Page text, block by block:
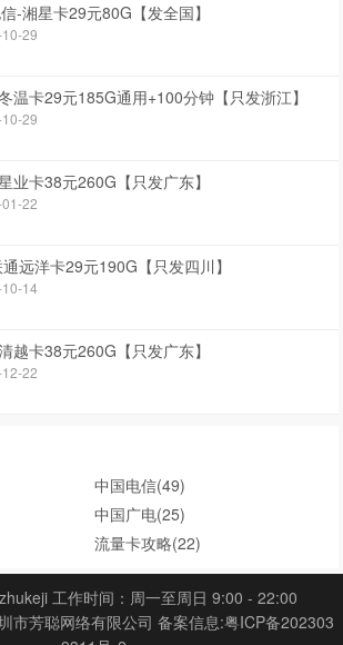
-湘星卡29元80G【发全国】
29
温卡29元185G通用+100分钟【只发浙江】
29
业卡38元260G【只发广东】
22
远洋卡29元190G【只发四川】
14
越卡38元260G【只发广东】
22
中国电信(49)
中国广电(25)
流量卡攻略(22)
工作时间：周一至周日 9:00 - 22:00
市芳聪网络有限公司 备案信息:粤ICP备202303